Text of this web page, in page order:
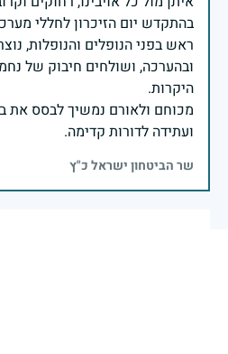
בהתקדש יום הזיכרון לחללי
ראש בפני הנופלים והנופלות,
ובהערכה, ושולחים חיבוק של
מכוחם ולאורם נמשיך לבסס את
ועתידה לדורות קדימה.
שר הביטחון ישראל כ"ץ